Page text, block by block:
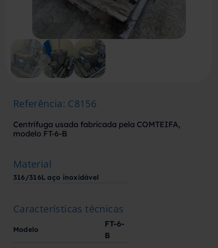
Referência: C8156
Centrífuga usada fabricada pela COMTEIFA,
modelo FT-6-B
Material
316/316L aço inoxidável
Características técnicas
Modelo
FT-6-
B